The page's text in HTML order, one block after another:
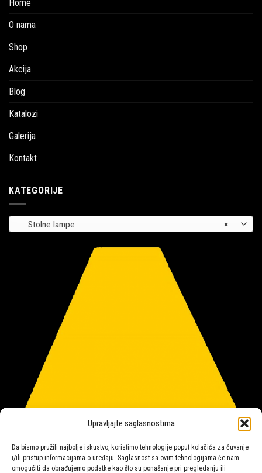
Upravljajte saglasnostima
Da bismo pružili najbolje iskustvo, koristimo tehnologije poput kolačića za čuvanje
i/ili pristup informacijama o uređaju. Saglasnost sa ovim tehnologijama će nam
omogućiti da obrađujemo podatke kao što su ponašanje pri pregledanju ili
Home
O nama
Shop
Akcija
Blog
Katalozi
Galerija
Kontakt
KATEGORIJE
×
Stolne lampe